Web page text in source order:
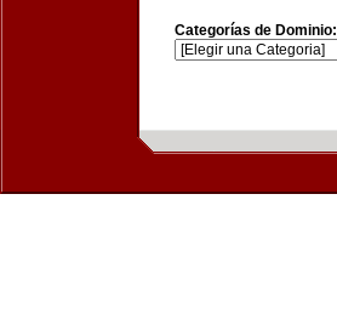
Categorías de Dominio: